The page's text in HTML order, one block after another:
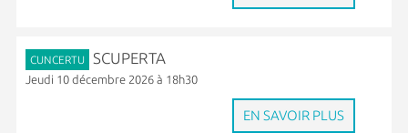
CUNCERTU SCUPERTA
Jeudi 10 décembre 2026 à 18h30
EN SAVOIR PLUS